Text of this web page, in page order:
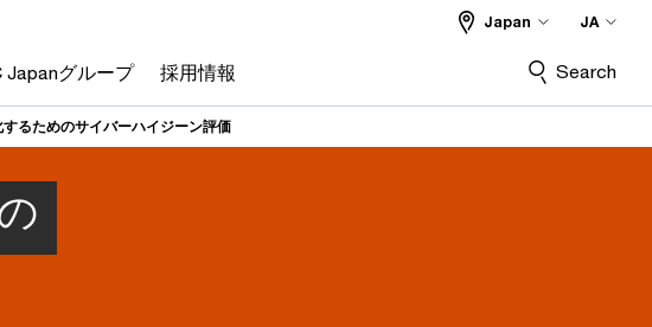
Japanグループ 採用情報
Japan JA
Search
るためのサイバーハイジーン評価